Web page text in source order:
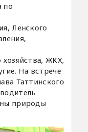
по
Ленского
хозяйства, ЖКХ,
На встрече
Таттинского
природы